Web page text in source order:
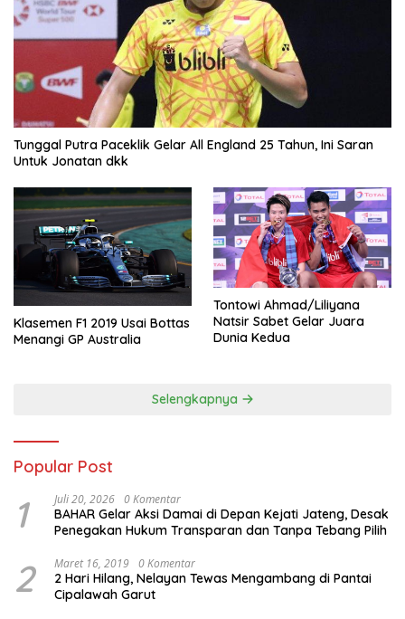
Tunggal Putra Paceklik Gelar All England 25 Tahun, Ini Saran
Untuk Jonatan dkk
Klasemen F1 2019 Usai Bottas
Menangi GP Australia
Tontowi Ahmad/Liliyana
Natsir Sabet Gelar Juara
Dunia Kedua
Selengkapnya
Popular Post
1 Juli 20, 2026 0 Komentar
BAHAR Gelar Aksi Damai di Depan Kejati Jateng, Desak
Penegakan Hukum Transparan dan Tanpa Tebang Pilih
2 Maret 16, 2019 0 Komentar
2 Hari Hilang, Nelayan Tewas Mengambang di Pantai
Cipalawah Garut